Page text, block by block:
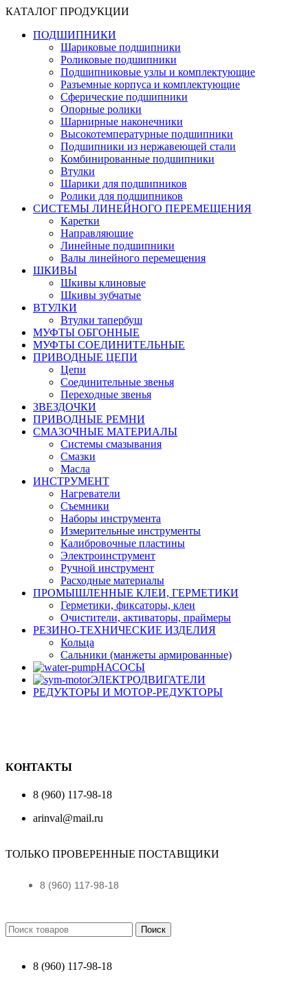
КАТАЛОГ ПРОДУКЦИИ
ПОДШИПНИКИ
Шариковые подшипники
Роликовые подшипники
Подшипниковые узлы и комплектующие
Разъемные корпуса и комплектующие
Сферические подшипники
Опорные ролики
Шарнирные наконечники
Высокотемпературные подшипники
Подшипники из нержавеющей стали
Комбинированные подшипники
Втулки
Шарики для подшипников
Ролики для подшипников
СИСТЕМЫ ЛИНЕЙНОГО ПЕРЕМЕЩЕНИЯ
Каретки
Направляющие
Линейные подшипники
Валы линейного перемещения
ШКИВЫ
Шкивы клиновые
Шкивы зубчатые
ВТУЛКИ
Втулки тапербуш
МУФТЫ ОБГОННЫЕ
МУФТЫ СОЕДИНИТЕЛЬНЫЕ
ПРИВОДНЫЕ ЦЕПИ
Цепи
Соединительные звенья
Переходные звенья
ЗВЕЗДОЧКИ
ПРИВОДНЫЕ РЕМНИ
СМАЗОЧНЫЕ МАТЕРИАЛЫ
Системы смазывания
Смазки
Масла
ИНСТРУМЕНТ
Нагреватели
Съемники
Наборы инструмента
Измерительные инструменты
Калибровочные пластины
Электроинструмент
Ручной инструмент
Расходные материалы
ПРОМЫШЛЕННЫЕ КЛЕИ, ГЕРМЕТИКИ
Герметики, фиксаторы, клеи
Очистители, активаторы, праймеры
РЕЗИНО-ТЕХНИЧЕСКИЕ ИЗДЕЛИЯ
Кольца
Сальники (манжеты армированные)
НАСОСЫ
ЭЛЕКТРОДВИГАТЕЛИ
РЕДУКТОРЫ И МОТОР-РЕДУКТОРЫ
КОНТАКТЫ
8 (960) 117-98-18
arinval@mail.ru
ТОЛЬКО ПРОВЕРЕННЫЕ ПОСТАВЩИКИ
8 (960) 117-98-18
Поиск
8 (960) 117-98-18